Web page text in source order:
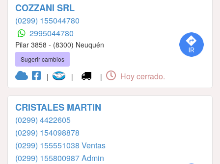
COZZANI SRL
(0299) 155044780
2995044780
Pilar 3858 - (8300) Neuquén
Sugerir cambios
| | | Hoy cerrado.
CRISTALES MARTIN
(0299) 4422605
(0299) 154098878
(0299) 155551038 Ventas
(0299) 155800987 Admin